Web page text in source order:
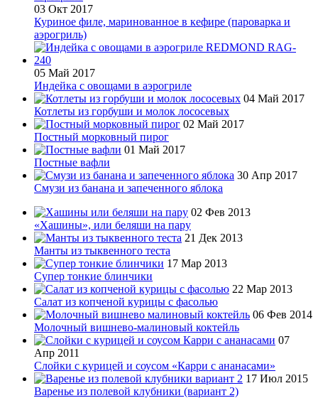
03 Окт 2017
Куриное филе, маринованное в кефире (пароварка и
аэрогриль)
05 Май 2017
Индейка с овощами в аэрогриле
04 Май 2017
Котлеты из горбуши и молок лососевых
02 Май 2017
Постный морковный пирог
01 Май 2017
Постные вафли
30 Апр 2017
Смузи из банана и запеченного яблока
02 Фев 2013
«Хашины», или беляши на пару
21 Дек 2013
Манты из тыквенного теста
17 Мар 2013
Супер тонкие блинчики
22 Мар 2013
Салат из копченой курицы с фасолью
06 Фев 2014
Молочный вишнево-малиновый коктейль
07
Апр 2011
Слойки с курицей и соусом «Карри с ананасами»
17 Июл 2015
Варенье из полевой клубники (вариант 2)